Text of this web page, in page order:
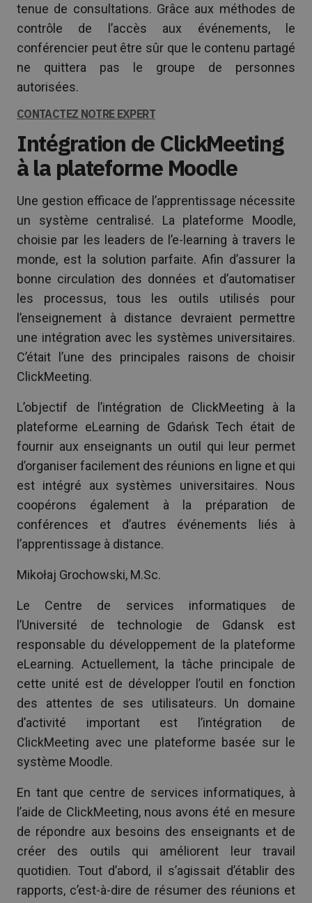
tenue de consultations. Grâce aux méthodes de
contrôle de l’accès aux événements, le
conférencier peut être sûr que le contenu partagé
ne quittera pas le groupe de personnes
autorisées.
CONTACTEZ NOTRE EXPERT
Intégration de ClickMeeting
à la plateforme Moodle
Une gestion efficace de l’apprentissage nécessite
un système centralisé. La plateforme Moodle,
choisie par les leaders de l’e-learning à travers le
monde, est la solution parfaite. Afin d’assurer la
bonne circulation des données et d’automatiser
les processus, tous les outils utilisés pour
l’enseignement à distance devraient permettre
une intégration avec les systèmes universitaires.
C’était l’une des principales raisons de choisir
ClickMeeting.
L’objectif de l’intégration de ClickMeeting à la
plateforme eLearning de Gdańsk Tech était de
fournir aux enseignants un outil qui leur permet
d’organiser facilement des réunions en ligne et qui
est intégré aux systèmes universitaires. Nous
coopérons également à la préparation de
conférences et d’autres événements liés à
l’apprentissage à distance.
Mikołaj Grochowski, M.Sc.
Le Centre de services informatiques de
l’Université de technologie de Gdansk est
responsable du développement de la plateforme
eLearning. Actuellement, la tâche principale de
cette unité est de développer l’outil en fonction
des attentes de ses utilisateurs. Un domaine
d’activité important est l’intégration de
ClickMeeting avec une plateforme basée sur le
système Moodle.
En tant que centre de services informatiques, à
l’aide de ClickMeeting, nous avons été en mesure
de répondre aux besoins des enseignants et de
créer des outils qui améliorent leur travail
quotidien. Tout d’abord, il s’agissait d’établir des
rapports, c’est-à-dire de résumer des réunions et